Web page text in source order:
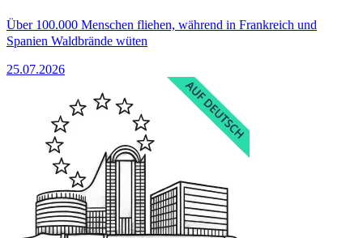
Über 100.000 Menschen fliehen, während in Frankreich und
Spanien Waldbrände wüten
25.07.2026